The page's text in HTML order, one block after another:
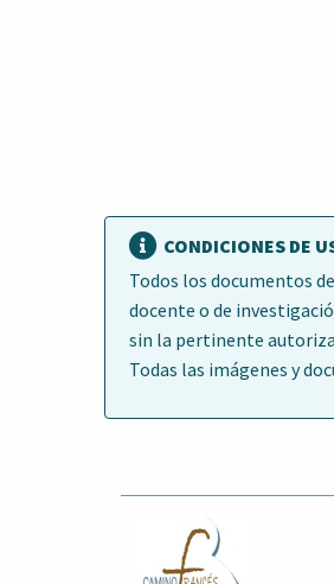
CONDICIONES DE
Todos los documentos
docente o de
sin la pertinente
Todas las imágenes y